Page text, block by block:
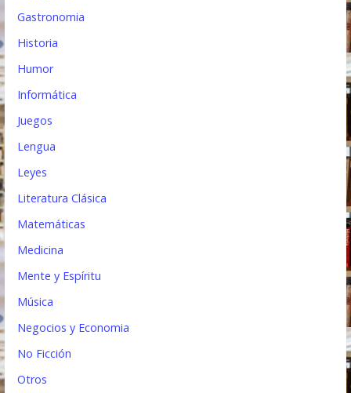
Gastronomia
Historia
Humor
Informática
Juegos
Lengua
Leyes
Literatura Clásica
Matemáticas
Medicina
Mente y Espíritu
Música
Negocios y Economia
No Ficción
Otros